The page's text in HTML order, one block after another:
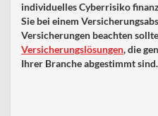
individuelles Cyberrisiko
Sie bei einem
Versicherungen beachten
Versicherungslösungen, die
Ihrer Branche abgestimmt sind.